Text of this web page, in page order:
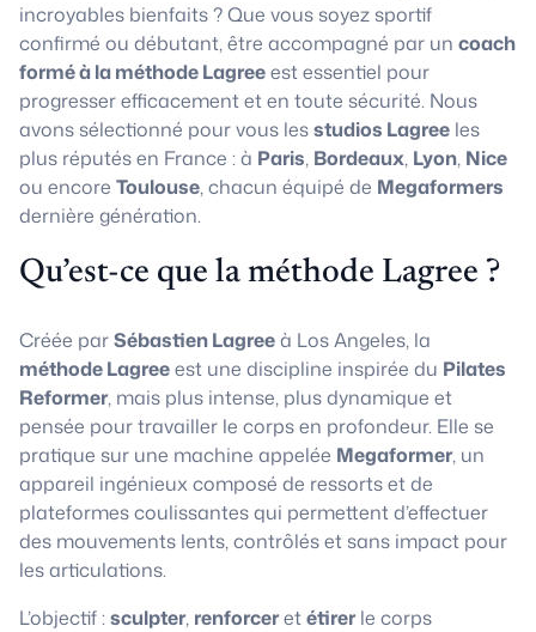
incroyables bienfaits ? Que vous soyez sportif
confirmé ou débutant, être accompagné par un coach
formé à la méthode Lagreeest essentiel pour
progresser efficacement et en toute sécurité. Nous
avons sélectionné pour vous lesstudios Lagree les
plus réputés en France : à Paris, Bordeaux, Lyon, Nice
ou encore Toulouse, chacun équipé de Megaformers
dernière génération.
Qu’est-ce que la méthode Lagree ?
Créée parSébastien Lagreeà Los Angeles, la
méthode Lagreeest une discipline inspirée du Pilates
Reformer, mais plus intense, plus dynamique et
pensée pour travailler le corps en profondeur. Elle se
pratique sur une machine appelée Megaformer, un
appareil ingénieux composé de ressorts et de
plateformes coulissantes qui permettent d’effectuer
des mouvements lents, contrôlés et sans impact pour
les articulations.
L’objectif :sculpter, renforceretétirerle corps